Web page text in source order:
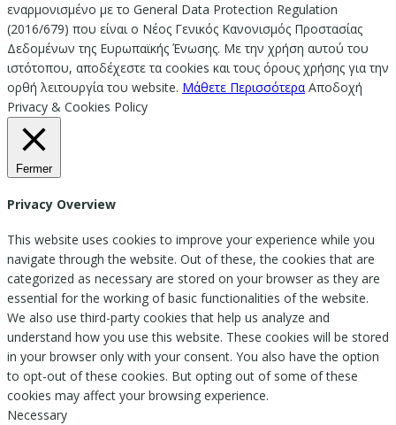
εναρμονισμένο με το General Data Protection Regulation
(2016/679) που είναι ο Νέος Γενικός Κανονισμός Προστασίας
Δεδομένων της Ευρωπαϊκής Ένωσης. Με την χρήση αυτού του
ιστότοπου, αποδέχεστε τα cookies και τους όρους χρήσης για την
ορθή λειτουργία του website. Μάθετε Περισσότερα Αποδοχή
Privacy & Cookies Policy
Fermer
Privacy Overview
This website uses cookies to improve your experience while you
navigate through the website. Out of these, the cookies that are
categorized as necessary are stored on your browser as they are
essential for the working of basic functionalities of the website.
We also use third-party cookies that help us analyze and
understand how you use this website. These cookies will be stored
in your browser only with your consent. You also have the option
to opt-out of these cookies. But opting out of some of these
cookies may affect your browsing experience.
Necessary